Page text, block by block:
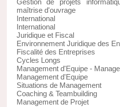
maîtrise d'ouvrage
International
International
Juridique et Fiscal
Environnement Juridique des
Fiscalité des Entreprises
Cycles Longs
Management d'Equipe -
Management d'Equipe
Situations de Management
Coaching & Teambuilding
Management de Projet